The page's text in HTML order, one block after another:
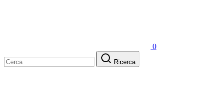
0
Ricerca